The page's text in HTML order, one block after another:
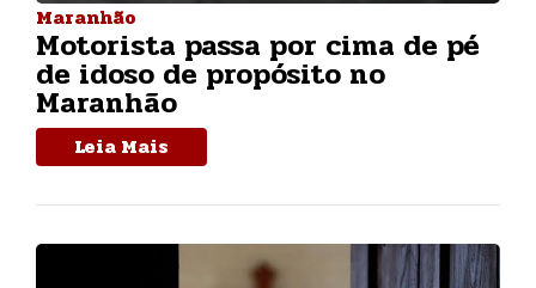
Maranhão
Motorista passa por cima de pé
de idoso de propósito no
Maranhão
Leia Mais